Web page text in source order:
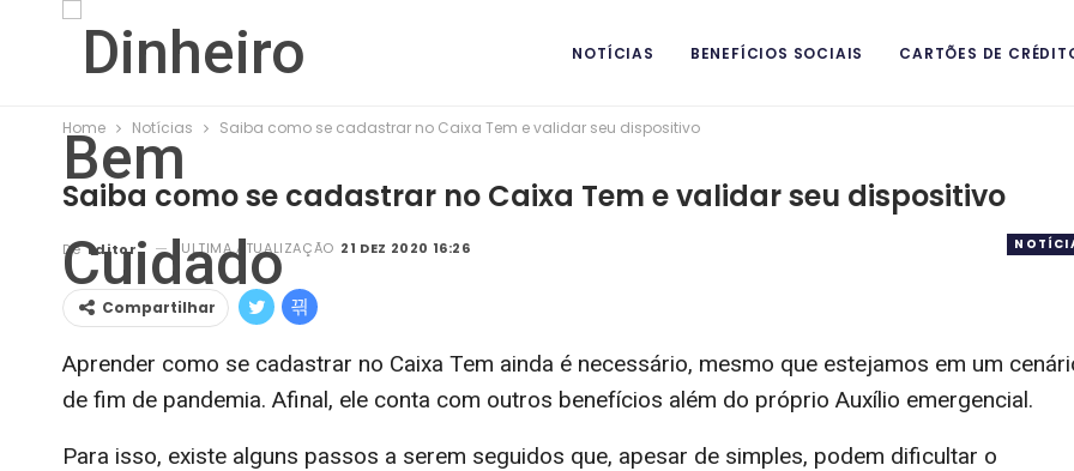
NOTÍCIAS BENEFÍCIOS SOCIAIS CARTÕES DE
Home Notícias Saiba como se cadastrar no Caixa Tem e validar seu dispositivo
Saiba como se cadastrar no Caixa Tem e validar seu dispositivo
DeEditor ULTIMA ATUALIZAÇÃO 21 DEZ 2020 16:26
Compartilhar
Aprender como se cadastrar no Caixa Tem ainda é necessário, mesmo que estejamos em um
de fim de pandemia. Afinal, ele conta com outros benefícios além do próprio Auxílio emergencial.
Para isso, existe alguns passos a serem seguidos que, apesar de simples, podem dificultar o